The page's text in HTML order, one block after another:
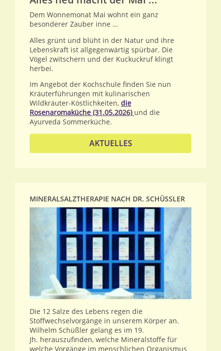
Dem Wonnemonat Mai wohnt ein ganz
besonderer Zauber inne …
Alles grünt und blüht in der Natur und ihre
Lebenskraft ist allgegenwärtig spürbar. Die
Vögel zwitschern und der Kuckuckruf klingt
herbei.
Im Angebot der Kochschule finden Sie nun
Kräuterführungen mit kulinarischen
Wildkräuter-Köstlichkeiten, die
Rosenaromaküche (31.05.2026) und die
Ayurveda Sommerküche.
AKTUELLES
MINERALSALZTHERAPIE NACH DR. SCHÜSSLER
Die 12 Salze des Lebens regen die
Stoffwechselvorgänge in unserem Körper an.
Wilhelm Schüßler gelang es im 19.
Jh. herauszufinden, welche Mineralstoffe für
welche Vorgänge im menschlichen Organismus